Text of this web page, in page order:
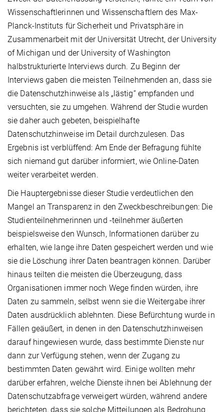
Wissenschaftlerinnen und Wissenschaftlern des Max-
Planck-Instituts für Sicherheit und Privatsphäre in
Zusammenarbeit mit der Universität Utrecht, der University
of Michigan und der University of Washington
halbstrukturierte Interviews durch. Zu Beginn der
Interviews gaben die meisten Teilnehmenden an, dass sie
die Datenschutzhinweise als „lästig“ empfanden und
versuchten, sie zu umgehen. Während der Studie wurden
sie daher auch gebeten, beispielhafte
Datenschutzhinweise im Detail durchzulesen. Das
Ergebnis ist verblüffend: Am Ende der Befragung fühlte
sich niemand gut darüber informiert, wie Online-Daten
weiter verarbeitet werden.
Die Hauptergebnisse dieser Studie verdeutlichen den
Mangel an Transparenz in den Zweckbeschreibungen: Die
Studienteilnehmerinnen und -teilnehmer äußerten
beispielsweise den Wunsch, Informationen darüber zu
erhalten, wie lange ihre Daten gespeichert werden und wie
sie die Löschung ihrer Daten beantragen können. Darüber
hinaus teilten die meisten die Überzeugung, dass
Organisationen immer noch Wege finden würden, ihre
Daten zu sammeln, selbst wenn sie die Weitergabe ihrer
Daten ausdrücklich ablehnten. Diese Befürchtung wurde in
Fällen geäußert, in denen in den Datenschutzhinweisen
darauf hingewiesen wurde, dass bestimmte Dienste nur
dann zur Verfügung stehen, wenn der Zugang zu
bestimmten Daten gewährt wird. Einige wollten mehr
darüber erfahren, welche Dienste ihnen bei Ablehnung der
Datenschutzabfrage verweigert würden, während andere
berichteten, dass sie solche Mitteilungen als Bedrohung